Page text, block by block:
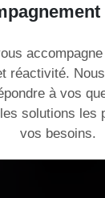
réactivité.
à vos
solutions les
vos besoins.